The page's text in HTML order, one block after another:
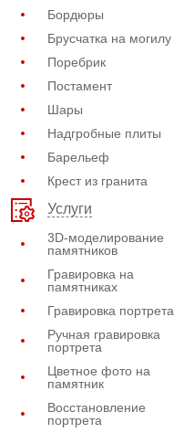
Бордюры
Брусчатка на могилу
Поребрик
Постамент
Шары
Надгробные плиты
Барельеф
Крест из гранита
Услуги
3D-моделирование
памятников
Гравировка на
памятниках
Гравировка портрета
Ручная гравировка
портрета
Цветное фото на
памятник
Восстановление
портрета